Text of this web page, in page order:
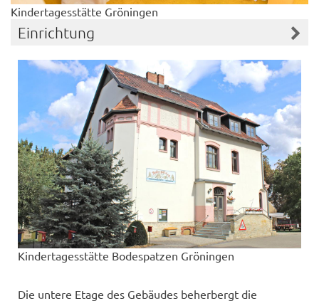
Kindertagesstätte Gröningen
Einrichtung
Kindertagesstätte Bodespatzen Gröningen
Die untere Etage des Gebäudes beherbergt die